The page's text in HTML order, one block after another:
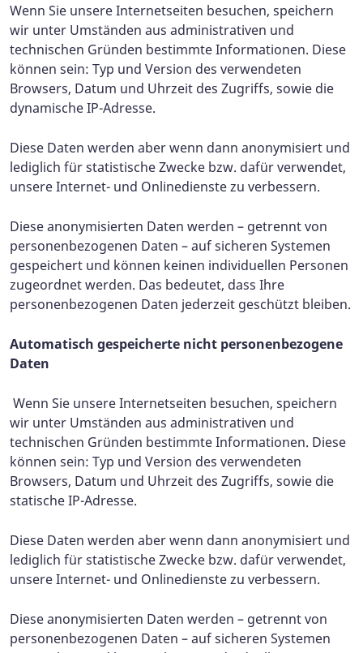
Wenn Sie unsere Internetseiten besuchen, speichern
wir unter Umständen aus administrativen und
technischen Gründen bestimmte Informationen. Diese
können sein: Typ und Version des verwendeten
Browsers, Datum und Uhrzeit des Zugriffs, sowie die
dynamische IP-Adresse.
Diese Daten werden aber wenn dann anonymisiert und
lediglich für statistische Zwecke bzw. dafür verwendet,
unsere Internet- und Onlinedienste zu verbessern.
Diese anonymisierten Daten werden – getrennt von
personenbezogenen Daten – auf sicheren Systemen
gespeichert und können keinen individuellen Personen
zugeordnet werden. Das bedeutet, dass Ihre
personenbezogenen Daten jederzeit geschützt bleiben.
Automatisch gespeicherte nicht personenbezogene
Daten
Wenn Sie unsere Internetseiten besuchen, speichern
wir unter Umständen aus administrativen und
technischen Gründen bestimmte Informationen. Diese
können sein: Typ und Version des verwendeten
Browsers, Datum und Uhrzeit des Zugriffs, sowie die
statische IP-Adresse.
Diese Daten werden aber wenn dann anonymisiert und
lediglich für statistische Zwecke bzw. dafür verwendet,
unsere Internet- und Onlinedienste zu verbessern.
Diese anonymisierten Daten werden – getrennt von
personenbezogenen Daten – auf sicheren Systemen